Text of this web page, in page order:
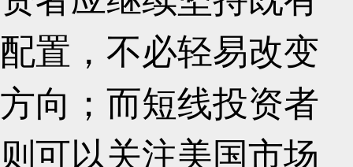
配置，不必轻易改变
方向；而短线投资者
则可以关注美国市场